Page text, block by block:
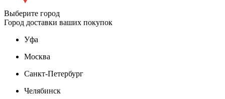
Выберите город
Город доставки ваших покупок
Уфа
Москва
Санкт-Петербург
Челябинск